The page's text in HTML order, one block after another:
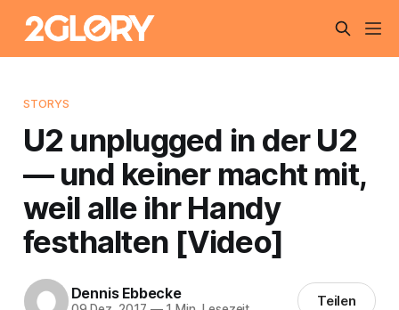
STORYS
U2 unplugged in der U2
— und keiner macht mit,
weil alle ihr Handy
festhalten [Video]
Dennis Ebbecke Teilen